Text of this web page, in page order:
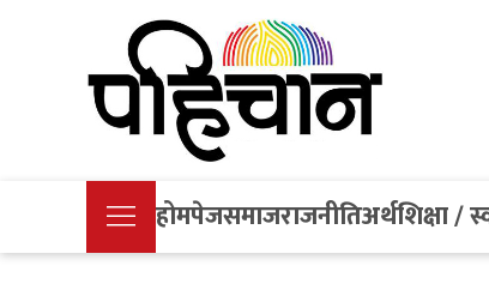
होमपेजसमाजराजनीतिअर्थशिक्षा /